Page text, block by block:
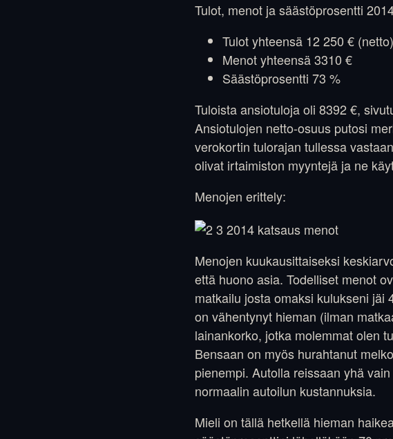
Tulot, menot ja säästöprosentti
Tulot yhteensä 12 250 € (netto)
Menot yhteensä 3310 €
Säästöprosentti 73 %
Tuloista ansiotuloja oli 8392 €,
Ansiotulojen netto-osuus putosi
verokortin tulorajan tullessa
olivat irtaimiston myyntejä ja ne
Menojen erittely:
Menojen kuukausittaiseksi
että huono asia. Todelliset menot
matkailu josta omaksi kulukseni jäi
on vähentynyt hieman (ilman
lainankorko, jotka molemmat olen
Bensaan on myös hurahtanut
pienempi. Autolla reissaan yhä
normaalin autoilun kustannuksia.
Mieli on tällä hetkellä hieman